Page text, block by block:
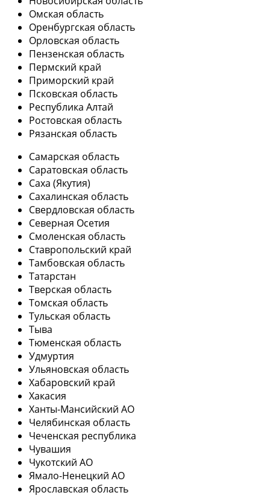
Омская область
Оренбургская область
Орловская область
Пензенская область
Пермский край
Приморский край
Псковская область
Республика Алтай
Ростовская область
Рязанская область
Самарская область
Саратовская область
Саха (Якутия)
Сахалинская область
Свердловская область
Северная Осетия
Смоленская область
Ставропольский край
Тамбовская область
Татарстан
Тверская область
Томская область
Тульская область
Тыва
Тюменская область
Удмуртия
Ульяновская область
Хабаровский край
Хакасия
Ханты-Мансийский АО
Челябинская область
Чеченская республика
Чувашия
Чукотский АО
Ямало-Ненецкий АО
Ярославская область